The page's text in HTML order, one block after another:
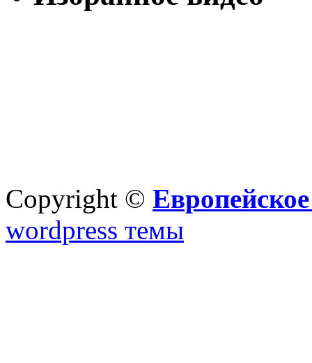
Copyright ©
wordpress темы